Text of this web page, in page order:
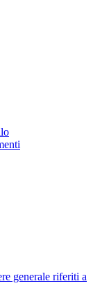
generale riferiti a